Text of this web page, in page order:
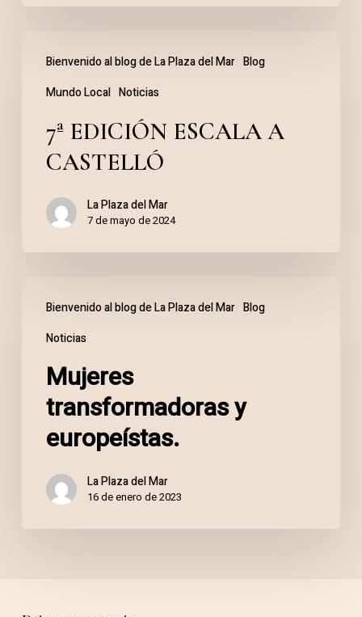
Bienvenido al blog de La Plaza del Mar Blog
Mundo Local Noticias
EDICIÓN
ESCALA
CASTELLÓ
7ª EDICIÓN ESCALA A
CASTELLÓ
La Plaza del Mar
7 de mayo de 2024
Bienvenido al blog de La Plaza del Mar Blog
Noticias
transformadoras
europeístas.
Mujeres
transformadoras y
europeístas.
La Plaza del Mar
16 de enero de 2023